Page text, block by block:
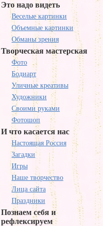
Это надо видеть
Веселые картинки
Объемные картинки
Обманы зрения
Творческая мастерская
Фото
Бодиарт
Уличные креативы
Художники
Своими руками
Фотошоп
И что касается нас
Настоящая Россия
Загадки
Игры
Наше творчество
Лица сайта
Праздники
Познаем себя и
рефлексируем